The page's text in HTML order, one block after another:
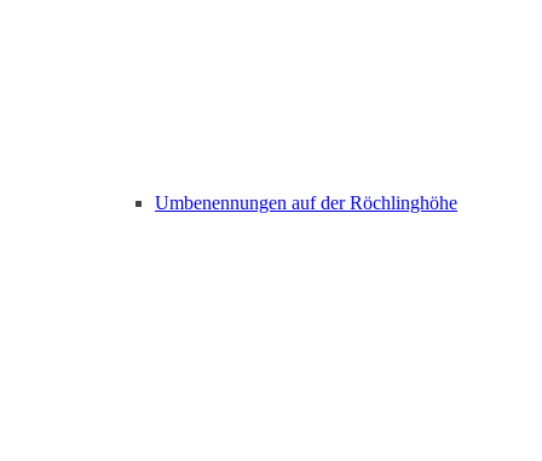
Umbenennungen auf der Röchlinghöhe